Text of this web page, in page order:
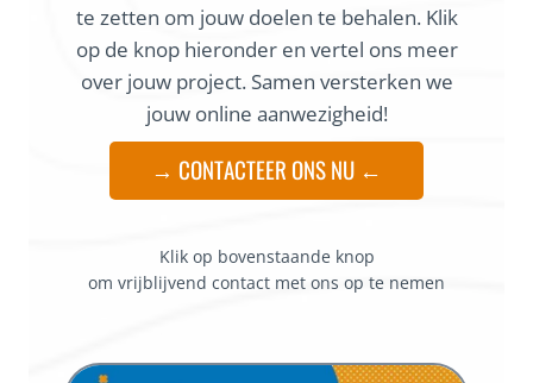
te zetten om jouw doelen te behalen. Klik
op de knop hieronder en vertel ons meer
over jouw project. Samen versterken we
jouw online aanwezigheid!
→ CONTACTEER ONS NU ←
Klik op bovenstaande knop
om vrijblijvend contact met ons op te nemen